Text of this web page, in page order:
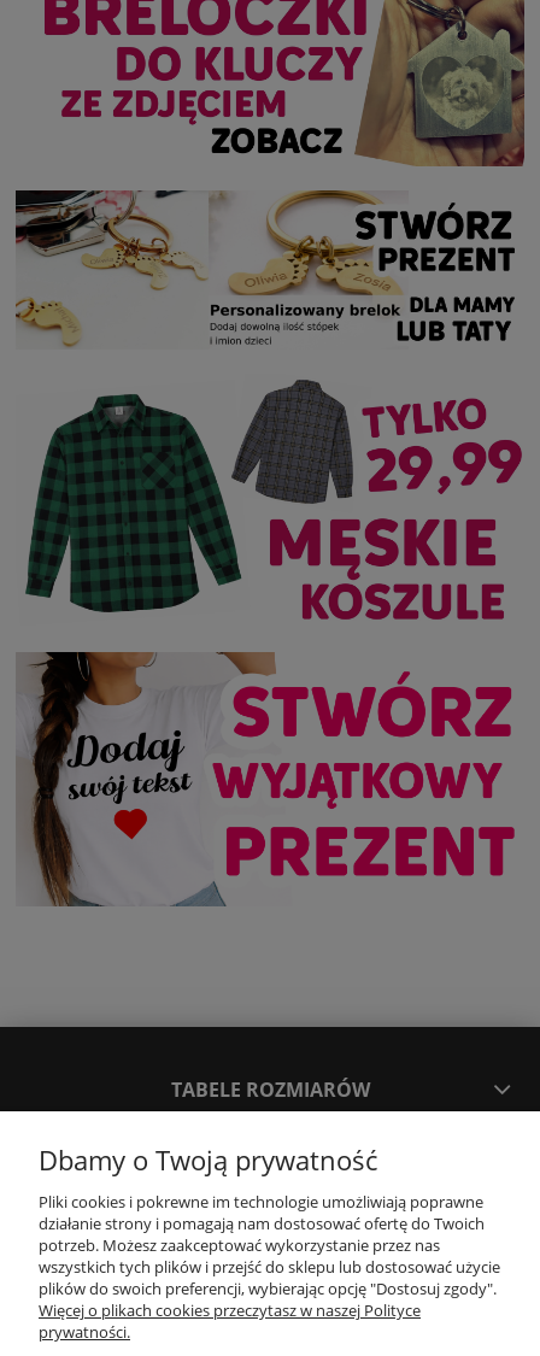
TABELE ROZMIARÓW
SPOSOBY PŁATNOŚCI ORAZ CZAS I KOSZTY DOSTAWY
KONTAKT
WYMIANA / ZWROTY / REKLAMACJE
Dbamy o Twoją prywatność
Pliki cookies i pokrewne im technologie umożliwiają poprawne
działanie strony i pomagają nam dostosować ofertę do Twoich
potrzeb. Możesz zaakceptować wykorzystanie przez nas
wszystkich tych plików i przejść do sklepu lub dostosować użycie
plików do swoich preferencji, wybierając opcję "Dostosuj zgody".
Więcej o plikach cookies przeczytasz w naszej Polityce
prywatności.